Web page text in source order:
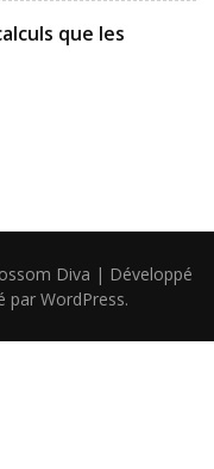
que les
Diva | Développé
par WordPress.